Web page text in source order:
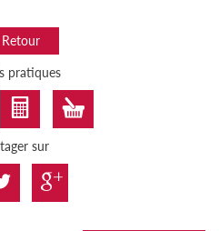
Retour
pratiques
sur